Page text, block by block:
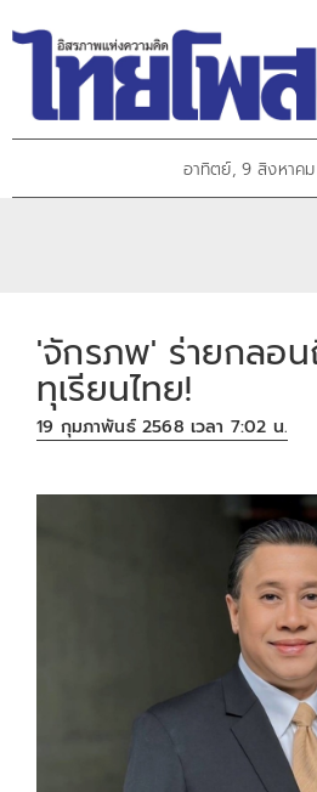
อาทิตย์, 9 สิงหาค
'จักรภพ' ร่ายกลอ
ทุเรียนไทย!
19 กุมภาพันธ์ 2568 เวลา 7:02 น.